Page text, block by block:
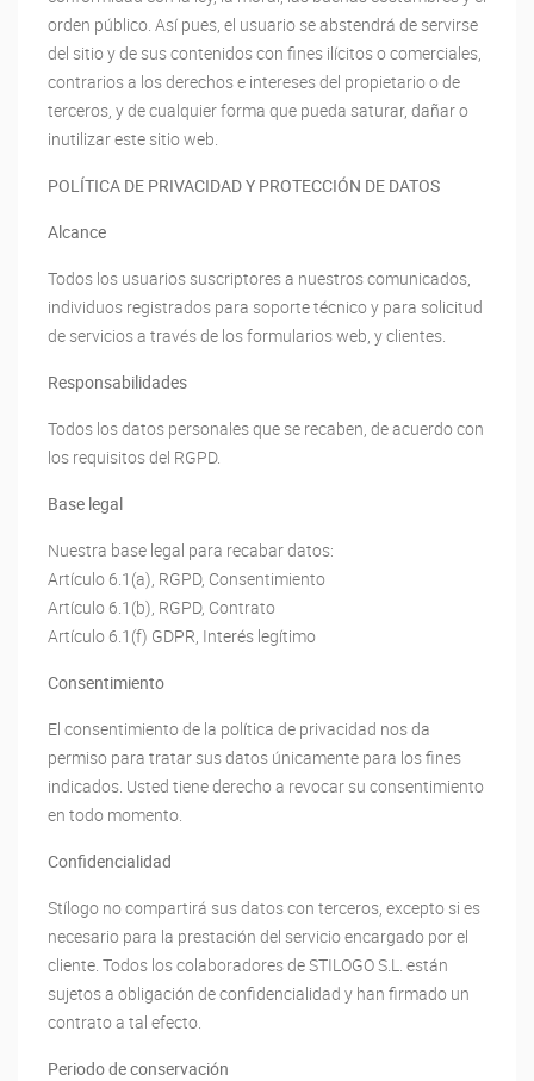
orden público. Así pues, el usuario se abstendrá de servirse
del sitio y de sus contenidos con fines ilícitos o comerciales,
contrarios a los derechos e intereses del propietario o de
terceros, y de cualquier forma que pueda saturar, dañar o
inutilizar este sitio web.
POLÍTICA DE PRIVACIDAD Y PROTECCIÓN DE DATOS
Alcance
Todos los usuarios suscriptores a nuestros comunicados,
individuos registrados para soporte técnico y para solicitud
de servicios a través de los formularios web, y clientes.
Responsabilidades
Todos los datos personales que se recaben, de acuerdo con
los requisitos del RGPD.
Base legal
Nuestra base legal para recabar datos:
Artículo 6.1(a), RGPD, Consentimiento
Artículo 6.1(b), RGPD, Contrato
Artículo 6.1(f) GDPR, Interés legítimo
Consentimiento
El consentimiento de la política de privacidad nos da
permiso para tratar sus datos únicamente para los fines
indicados. Usted tiene derecho a revocar su consentimiento
en todo momento.
Confidencialidad
Stílogo no compartirá sus datos con terceros, excepto si es
necesario para la prestación del servicio encargado por el
cliente. Todos los colaboradores de STILOGO S.L. están
sujetos a obligación de confidencialidad y han firmado un
contrato a tal efecto.
Periodo de conservación